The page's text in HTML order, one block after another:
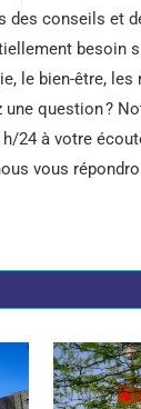
des conseils et
besoin
le bien-être, les
question ?
24 à votre
vous